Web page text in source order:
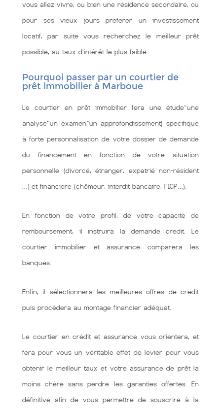
vous allez vivre, ou bien une résidence secondaire, ou
pour ses vieux jours préférer un investissement
locatif, par suite vous recherchez le meilleur prêt
possible, au taux d’intérêt le plus faible.
Pourquoi passer par un courtier de
prêt immobilier à Marboue
Le courtier en prêt immobilier fera une étude~une
analyse~un examen~un approfondissement} spécifique
à forte personnalisation de votre dossier de demande
du financement en fonction de votre situation
personnelle (divorcé, étranger, expatrié non-résident
…) et financière (chômeur, interdit bancaire, FICP…).
En fonction de votre profil, de votre capacité de
remboursement, il instruira la demande credit. Le
courtier immobilier et assurance comparera les
banques.
Enfin, il sélectionnera les meilleures offres de credit
puis procédera au montage financier adéquat.
Le courtier en crédit et assurance vous orientera, et
fera pour vous un véritable effet de levier pour vous
obtenir le meilleur taux et votre assurance de prêt la
moins chère sans perdre les garanties offertes. En
définitive afin de vous permettre de souscrire à la